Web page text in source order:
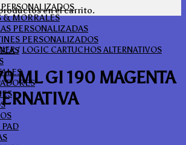
& MORRALES
PERSONALIZADAS
PERSONALIZADOS
en el carrito.
/ LOGIC CARTUCHOS ALTERNATIVOS
ML GI 190 MAGENTA